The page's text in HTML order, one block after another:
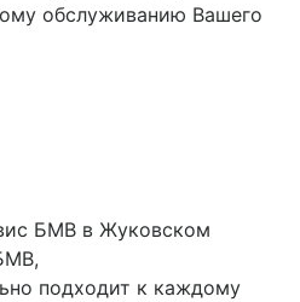
обслуживанию Вашего
БМВ в Жуковском
подходит к каждому